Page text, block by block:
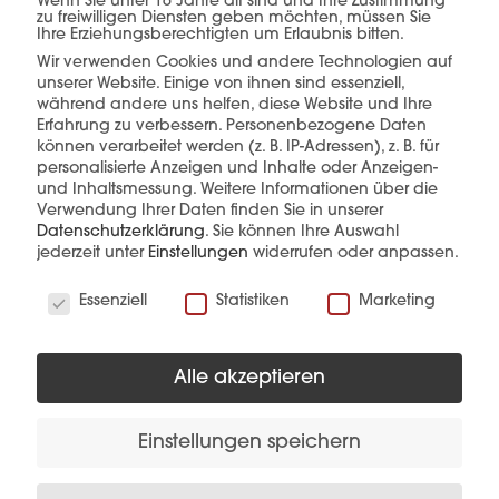
mehr erfahren
Diese Produkte könnten Sie auch
interessieren
zu freiwilligen Diensten geben möchten, müssen Sie
Ihre Erziehungsberechtigten um Erlaubnis bitten.
Wir verwenden Cookies und andere Technologien auf
unserer Website. Einige von ihnen sind essenziell,
während andere uns helfen, diese Website und Ihre
Erfahrung zu verbessern. Personenbezogene Daten
können verarbeitet werden (z. B. IP-Adressen), z. B. für
personalisierte Anzeigen und Inhalte oder Anzeigen-
und Inhaltsmessung. Weitere Informationen über die
Verwendung Ihrer Daten finden Sie in unserer
Datenschutzerklärung. Sie können Ihre Auswahl
jederzeit unter Einstellungen widerrufen oder anpassen.
Essenziell
Statistiken Marketing
Alle akzeptieren
Einstellungen speichern